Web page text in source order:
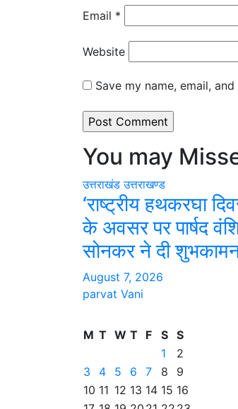
Email *
Website
Save my name, email,
You may
उत्तराखंड उत्तराखण्ड
‘राष्ट्रीय हथकरघा
के अवसर पर पार्षद
सोनकर ने दी
August 7, 2026
parvat Vani
M T W T F S S
1
2
3
4 5 6 7 8
9
10 11 12 13 14 15 16